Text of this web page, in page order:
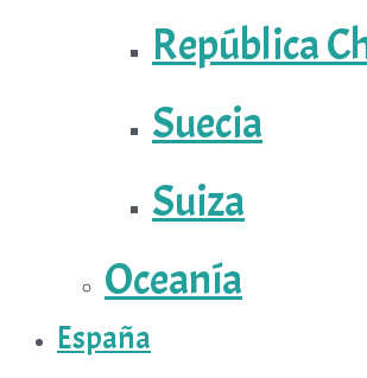
República
Suecia
Suiza
Oceanía
España